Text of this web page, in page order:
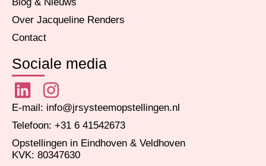
Over Jacqueline Renders
Contact
Sociale media
E-mail: info@jrsysteemopstellingen.nl
Telefoon: +31 6 41542673
Opstellingen in Eindhoven & Veldhoven
KVK: 80347630